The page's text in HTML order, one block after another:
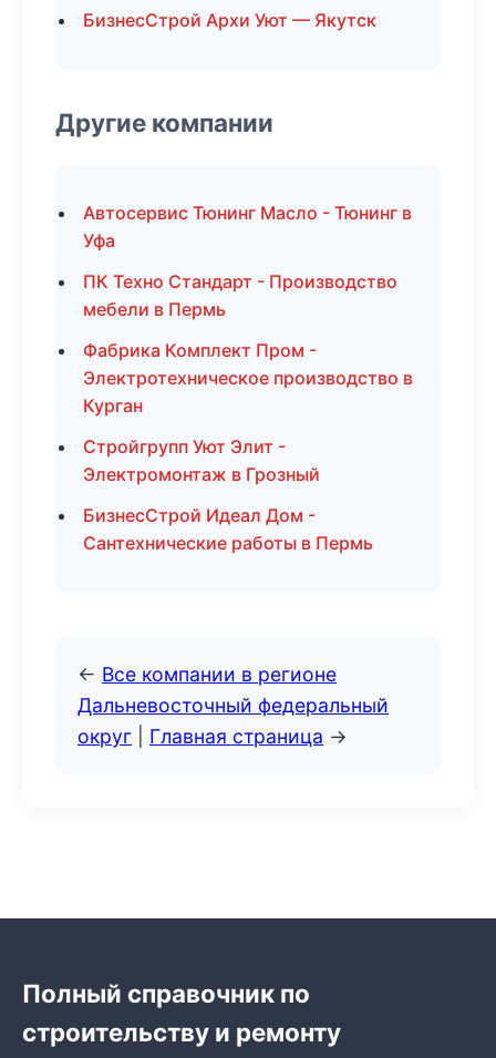
БизнесСтрой Архи Уют — Якутск
Другие компании
Автосервис Тюнинг Масло - Тюнинг в
Уфа
ПК Техно Стандарт - Производство
мебели в Пермь
Фабрика Комплект Пром -
Электротехническое производство в
Курган
Стройгрупп Уют Элит -
Электромонтаж в Грозный
БизнесСтрой Идеал Дом -
Сантехнические работы в Пермь
← Все компании в регионе
Дальневосточный федеральный
округ
Главная страница →
Полный справочник по
строительству и ремонту